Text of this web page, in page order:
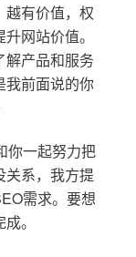
越有价值，权
网站价值。
解产品和服务
我前面说的你
你一起努力把
关系，我方提
需求。要想
。